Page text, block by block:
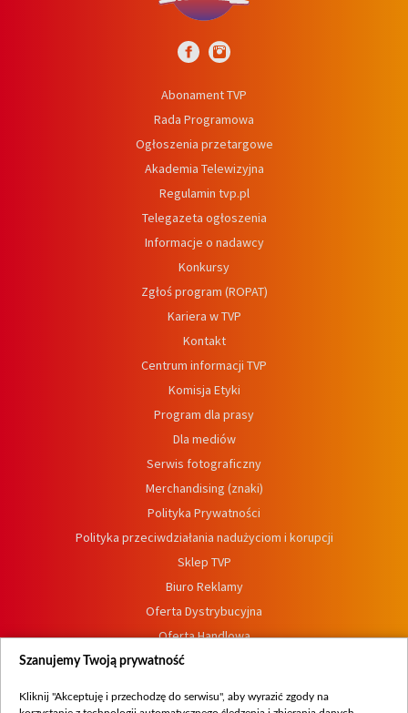
Abonament TVP
Rada Programowa
Ogłoszenia przetargowe
Akademia Telewizyjna
Regulamin tvp.pl
Telegazeta ogłoszenia
Informacje o nadawcy
Konkursy
Zgłoś program (ROPAT)
Kariera w TVP
Kontakt
Centrum informacji TVP
Komisja Etyki
Program dla prasy
Dla mediów
Serwis fotograficzny
Merchandising (znaki)
Polityka Prywatności
Polityka przeciwdziałania nadużyciom i korupcji
Sklep TVP
Biuro Reklamy
Oferta Dystrybucyjna
Oferta Handlowa
Dostępność
Procedura zgłoszeń wewnętrznych
Szanujemy Twoją prywatność
Kliknij "Akceptuję i przechodzę do serwisu", aby wyrazić zgody na